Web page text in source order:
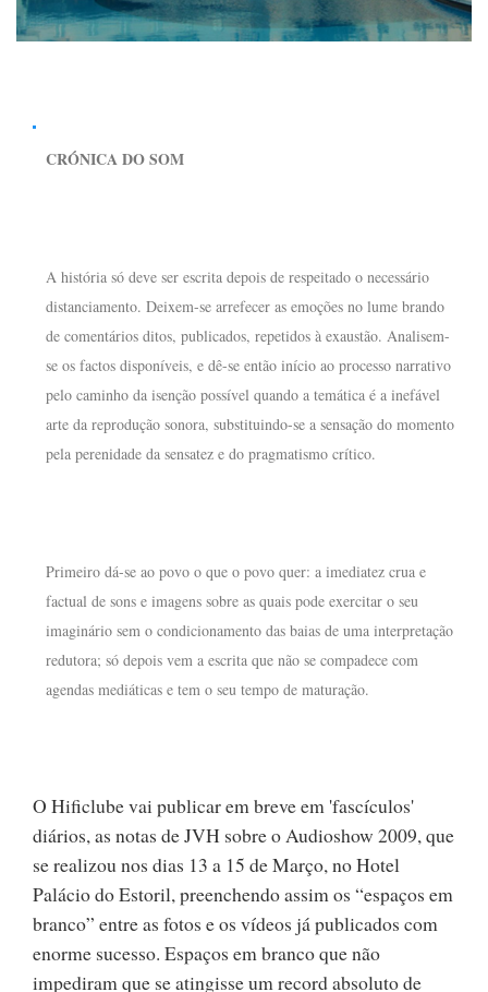
CRÓNICA DO SOM
A história só deve ser escrita depois de respeitado o necessário
distanciamento. Deixem-se arrefecer as emoções no lume brando
de comentários ditos, publicados, repetidos à exaustão. Analisem-
se os factos disponíveis, e dê-se então início ao processo narrativo
pelo caminho da isenção possível quando a temática é a inefável
arte da reprodução sonora, substituindo-se a sensação do momento
pela perenidade da sensatez e do pragmatismo crítico.
Primeiro dá-se ao povo o que o povo quer: a imediatez crua e
factual de sons e imagens sobre as quais pode exercitar o seu
imaginário sem o condicionamento das baias de uma interpretação
redutora; só depois vem a escrita que não se compadece com
agendas mediáticas e tem o seu tempo de maturação.
O Hificlube vai publicar em breve em 'fascículos'
diários, as notas de JVH sobre o Audioshow 2009, que
se realizou nos dias 13 a 15 de Março, no Hotel
Palácio do Estoril, preenchendo assim os “espaços em
branco” entre as fotos e os vídeos já publicados com
enorme sucesso. Espaços em branco que não
impediram que se atingisse um record absoluto de